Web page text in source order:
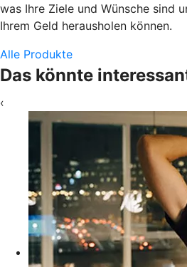
was Ihre Ziele und Wünsche sind
Ihrem Geld herausholen können.
Alle Produkte
Das könnte
‹